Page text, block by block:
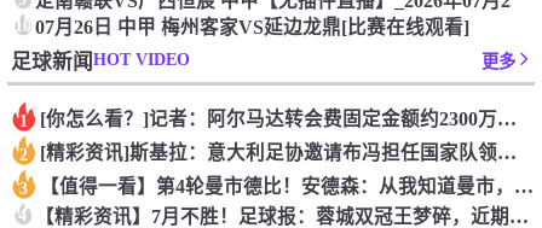
1007月26日 中甲 梅州客家VS延边龙鼎[比赛在线观看]
足球新闻HOT VIDEO 更多
1 [你怎么看？]记者：阿尔马达转会费固定金额约2300万欧，外
2 [精彩资讯]斯基拉：意大利足协邀请布冯担任国家队领队，但遭到
3 【值得一看】第4轮曼市德比！安德森：从我知道曼市，曼城就是这
4 【精彩资讯】7月不胜！足球报：蓉城双冠王梦碎，近期成绩下滑要